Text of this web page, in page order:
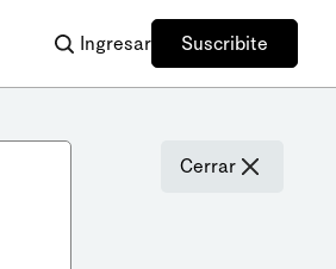
Ingresar Suscribite
Cerrar